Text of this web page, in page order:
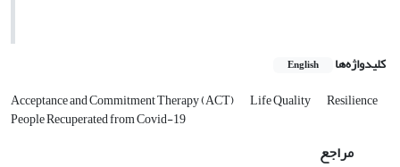
کلیدواژه‌ها English
Acceptance and Commitment Therapy (ACT) Life Quality Resilience
People Recuperated from Covid-19
مراجع